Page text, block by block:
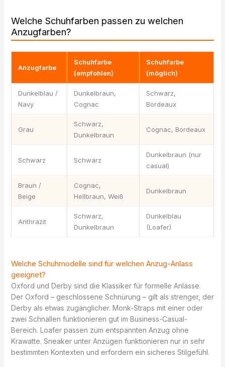
Welche Schuhfarben passen zu welchen
Anzugfarben?
Anzugfarbe
Schuhfarbe
(empfohlen)
Schuhfarbe
(möglich)
Dunkelblau /
Navy
Dunkelbraun,
Cognac
Schwarz,
Bordeaux
Grau
Schwarz,
Dunkelbraun
Cognac, Bordeaux
Schwarz Schwarz
Dunkelbraun (nur
casual)
Braun /
Beige
Cognac,
Hellbraun, Weiß
Dunkelbraun
Anthrazit
Schwarz,
Dunkelbraun
Dunkelblau
(Loafer)
Welche Schuhmodelle sind für welchen Anzug-Anlass
geeignet?
Oxford und Derby sind die Klassiker für formelle Anlässe.
Der Oxford – geschlossene Schnürung – gilt als strenger, der
Derby als etwas zugänglicher. Monk-Straps mit einer oder
zwei Schnallen funktionieren gut im Business-Casual-
Bereich. Loafer passen zum entspannten Anzug ohne
Krawatte. Sneaker unter Anzügen funktionieren nur in sehr
bestimmten Kontexten und erfordern ein sicheres Stilgefühl.